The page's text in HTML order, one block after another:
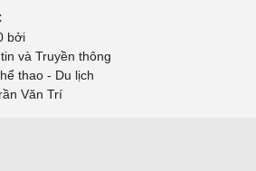
bởi
và Truyền thông
thao - Du lịch
Văn Trí